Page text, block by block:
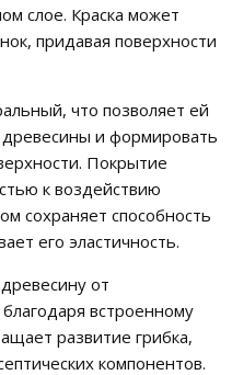
слое. Краска может
придавая поверхности
что позволяет ей
древесины и формировать
Покрытие
к воздействию
сохраняет способность
его эластичность.
от
встроенному
развитие грибка,
компонентов.